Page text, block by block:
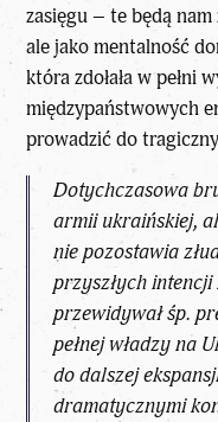
zasięgu – te będą nam
ale jako mentalność
która zdołała w pełni
międzypaństwowych
prowadzić do
Dotychczasowa
armii ukraińskiej,
nie pozostawia
przyszłych
przewidywał śp.
pełnej władzy na
do dalszej
dramatycznymi